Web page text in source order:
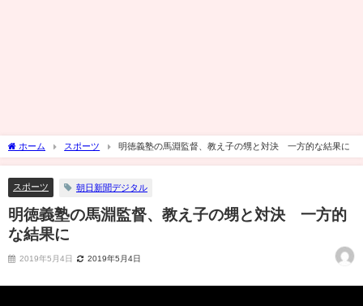
ホーム スポーツ 明徳義塾の馬淵監督、教え子の甥と対決 一方的な結果に
スポーツ 朝日新聞デジタル
明徳義塾の馬淵監督、教え子の甥と対決 一方的
な結果に
2019年5月4日 2019年5月4日